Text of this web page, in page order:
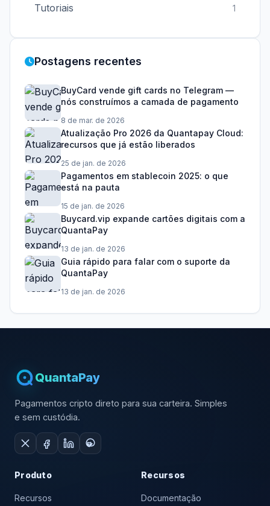
Tutoriais 1
Postagens recentes
BuyCard vende gift cards no Telegram —
nós construímos a camada de pagamento
8 de mar. de 2026
Atualização Pro 2026 da Quantapay Cloud:
recursos que já estão liberados
25 de jan. de 2026
Pagamentos em stablecoin 2025: o que
está na pauta
15 de jan. de 2026
Buycard.vip expande cartões digitais com a
QuantaPay
13 de jan. de 2026
Guia rápido para falar com o suporte da
QuantaPay
13 de jan. de 2026
QuantaPay
Pagamentos cripto direto para sua carteira. Simples
e sem custódia.
Produto
Recursos
Recursos
Documentação